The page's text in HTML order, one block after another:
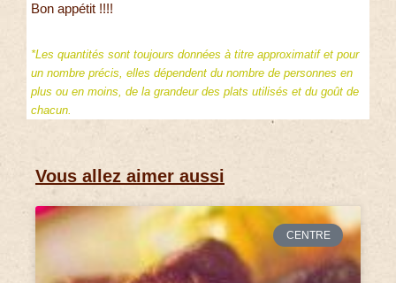
Bon appétit !!!!
*Les quantités sont toujours données à titre approximatif et pour
un nombre précis, elles dépendent du nombre de personnes en
plus ou en moins, de la grandeur des plats utilisés et du goût de
chacun.
Vous allez aimer aussi
CENTRE